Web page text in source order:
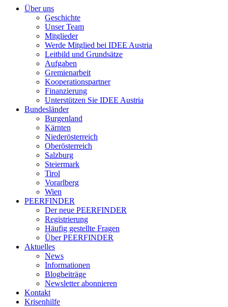
Über uns
Geschichte
Unser Team
Mitglieder
Werde Mitglied bei IDEE Austria
Leitbild und Grundsätze
Aufgaben
Gremienarbeit
Kooperationspartner
Finanzierung
Unterstützen Sie IDEE Austria
Bundesländer
Burgenland
Kärnten
Niederösterreich
Oberösterreich
Salzburg
Steiermark
Tirol
Vorarlberg
Wien
PEERFINDER
Der neue PEERFINDER
Registrierung
Häufig gestellte Fragen
Über PEERFINDER
Aktuelles
News
Informationen
Blogbeiträge
Newsletter abonnieren
Kontakt
Krisenhilfe